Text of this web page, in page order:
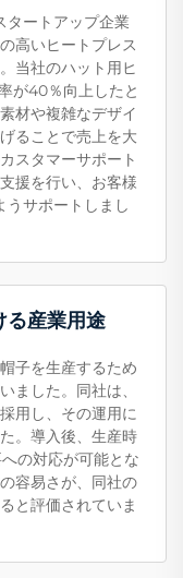
タートアップ企業
高いヒートプレス
当社のハット用ヒ
が40％向上したと
材や複雑なデザイ
ることで売上を大
スタマーサポート
援を行い、お客様
うサポートしまし
る産業用途
子を生産するため
ました。同社は、
用し、その運用に
。導入後、生産時
の対応が可能とな
容易さが、同社の
と評価されていま